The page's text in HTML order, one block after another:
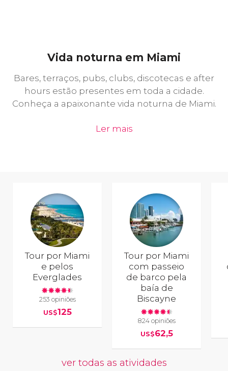
Vida noturna em Miami
Bares, terraços, pubs, clubs, discotecas e after
hours estão presentes em toda a cidade.
Conheça a apaixonante vida noturna de Miami.
Ler mais
Tour por Miami
e pelos
Everglades
253 opiniões
US$125
Tour por Miami
com passeio
de barco pela
baía de
Biscayne
824 opiniões
US$62,5
ver todas as atividades